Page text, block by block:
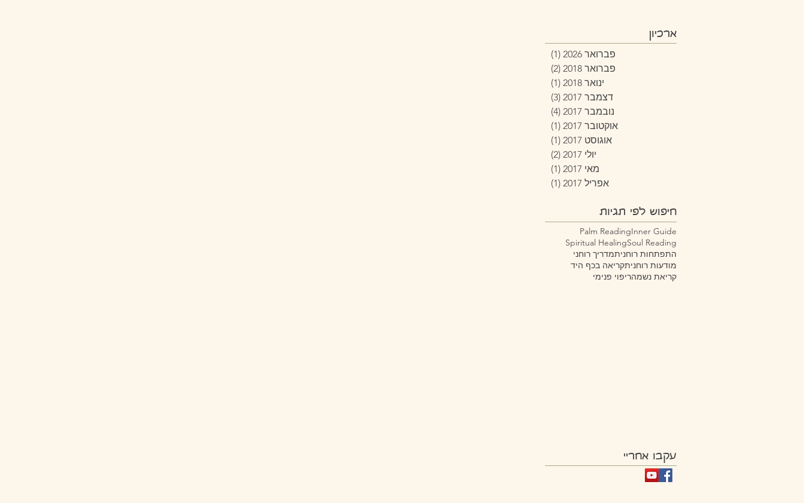
ארכיון
פברואר 2026 (1)
פברואר 2018
(2)
ינואר 2018
(1)
דצמבר 2017
(3)
נובמבר 2017
(4)
אוקטובר 2017
(1)
אוגוסט 2017
(1)
יולי 2017
(2)
מאי 2017
(1)
אפריל 2017
(1)
חיפוש לפי תגיות
Inner Guide
Palm Reading
Soul Reading
Spiritual Healing
התפתחות רוחניתמדריך רוחני
מודעות רוחניתקריאה בכף היד
קריאת נשמהריפוי פנימי
עקבו אחריי